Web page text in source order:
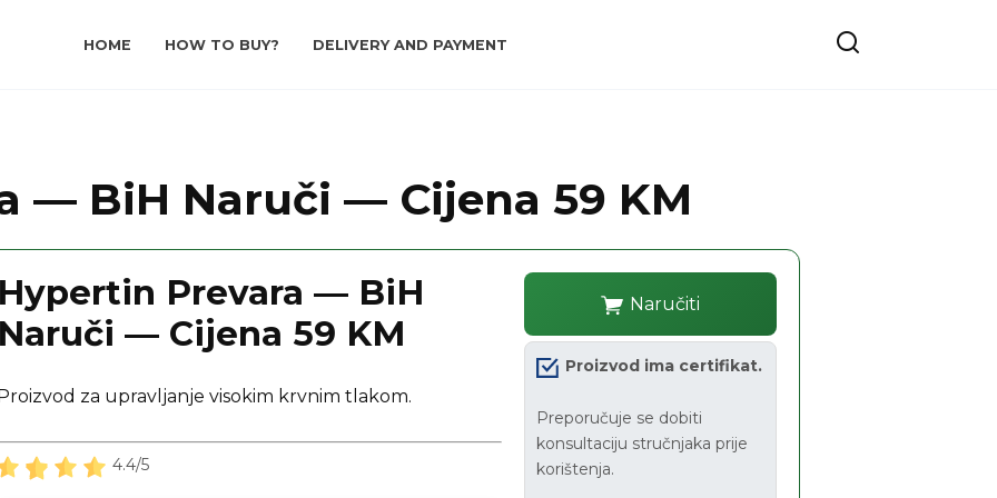
HOME HOW TO BUY? DELIVERY AND PAYMENT
— BiH Naruči — Cijena 59 KM
Hypertin Prevara — BiH
Naruči — Cijena 59 KM
Proizvod za upravljanje visokim krvnim tlakom.
4.4/5
Naručiti
Proizvod ima certifikat.
Preporučuje se dobiti
konsultaciju stručnjaka prije
korištenja.